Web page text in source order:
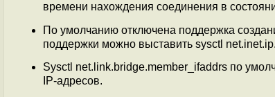
времени нахождения соединения в
По умолчанию отключена поддержка
поддержки можно выставить sysctl
Sysctl net.link.bridge.member_ifaddrs по
IP-адресов.